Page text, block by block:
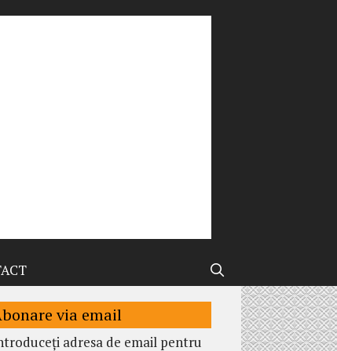
via email
adresa de email pentru